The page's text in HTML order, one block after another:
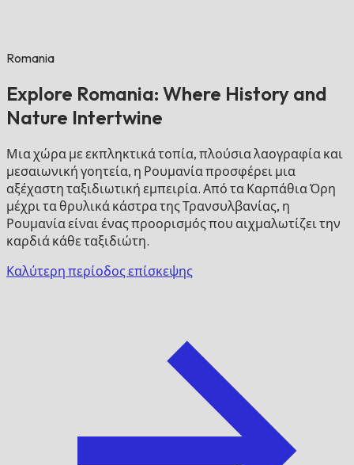
Romania
Explore Romania: Where History and
Nature Intertwine
Μια χώρα με εκπληκτικά τοπία, πλούσια λαογραφία και
μεσαιωνική γοητεία, η Ρουμανία προσφέρει μια
αξέχαστη ταξιδιωτική εμπειρία. Από τα Καρπάθια Όρη
μέχρι τα θρυλικά κάστρα της Τρανσυλβανίας, η
Ρουμανία είναι ένας προορισμός που αιχμαλωτίζει την
καρδιά κάθε ταξιδιώτη.
Καλύτερη περίοδος επίσκεψης